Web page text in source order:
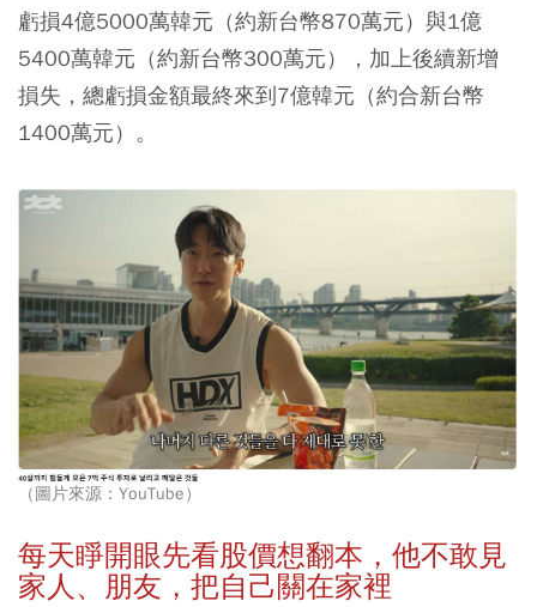
虧損4億5000萬韓元（約新台幣870萬元）與1億
5400萬韓元（約新台幣300萬元），加上後續新增
損失，總虧損金額最終來到7億韓元（約合新台幣
1400萬元）。
（圖片來源：YouTube）
每天睜開眼先看股價想翻本，他不敢見
家人、朋友，把自己關在家裡